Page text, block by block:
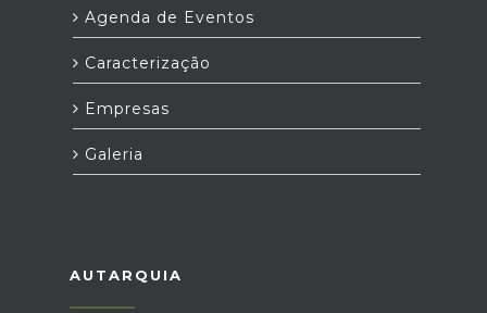
Agenda de Eventos
Caracterização
Empresas
Galeria
AUTARQUIA